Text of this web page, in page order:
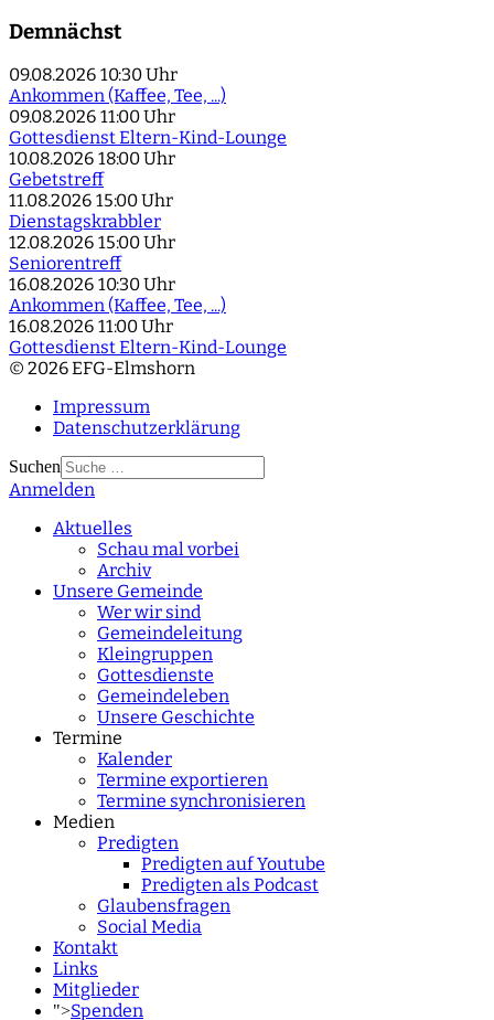
Demnächst
09.08.2026 10:30 Uhr
Ankommen (Kaffee, Tee, ...)
09.08.2026 11:00 Uhr
Gottesdienst Eltern-Kind-Lounge
10.08.2026 18:00 Uhr
Gebetstreff
11.08.2026 15:00 Uhr
Dienstagskrabbler
12.08.2026 15:00 Uhr
Seniorentreff
16.08.2026 10:30 Uhr
Ankommen (Kaffee, Tee, ...)
16.08.2026 11:00 Uhr
Gottesdienst Eltern-Kind-Lounge
© 2026 EFG-Elmshorn
Impressum
Datenschutzerklärung
Suchen
Type 2 or more
Anmelden
Aktuelles
Schau mal vorbei
Archiv
Unsere Gemeinde
Wer wir sind
Gemeindeleitung
Kleingruppen
Gottesdienste
Gemeindeleben
Unsere Geschichte
Termine
Kalender
Termine exportieren
Termine synchronisieren
Medien
Predigten
Predigten auf Youtube
Predigten als Podcast
Glaubensfragen
Social Media
Kontakt
Links
Mitglieder
">Spenden